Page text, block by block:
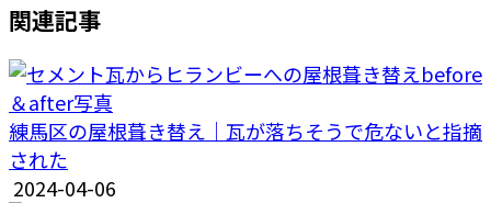
関連記事
練馬区の屋根葺き替え｜瓦が落ちそうで危ないと指摘
された
2024-04-06